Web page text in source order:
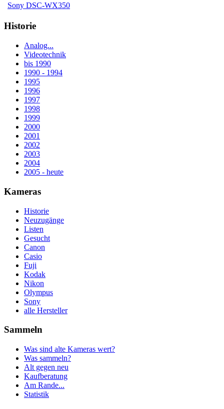
Sony DSC-WX350
Historie
Analog...
Videotechnik
bis 1990
1990 - 1994
1995
1996
1997
1998
1999
2000
2001
2002
2003
2004
2005 - heute
Kameras
Historie
Neuzugänge
Listen
Gesucht
Canon
Casio
Fuji
Kodak
Nikon
Olympus
Sony
alle Hersteller
Sammeln
Was sind alte Kameras wert?
Was sammeln?
Alt gegen neu
Kaufberatung
Am Rande...
Statistik